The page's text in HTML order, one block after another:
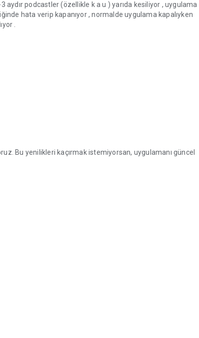
aydır podcastler (özellikle k a u ) yarıda kesiliyor , uygulama
hata verip kapanıyor , normalde uygulama kapalıyken
.
Bu yenilikleri kaçırmak istemiyorsan, uygulamanı güncel